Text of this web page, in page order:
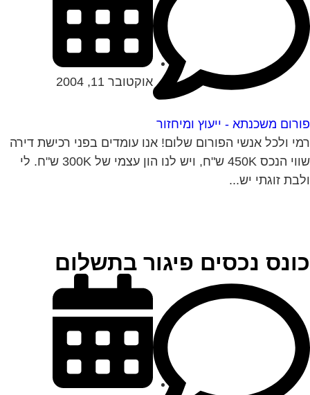
משכנתא - ייעוץ ומיחזור
אוקטובר 11, 2004
ולכל אנשי הפורום שלום! אנו עומדים בפני רכישת דירה
שווי הנכס 450K ש"ח, ויש לנו הון עצמי של 300K ש"ח. לי
זוגתי יש...
נכסים פיגור בתשלום